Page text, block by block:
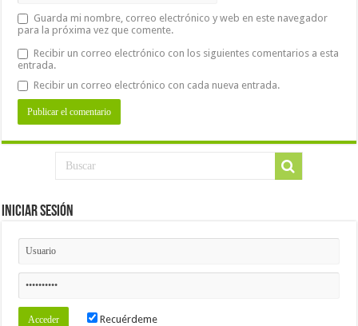
Guarda mi nombre, correo electrónico y web en este navegador
para la próxima vez que comente.
Recibir un correo electrónico con los siguientes comentarios a esta
entrada.
Recibir un correo electrónico con cada nueva entrada.
Iniciar Sesión
Recuérdeme